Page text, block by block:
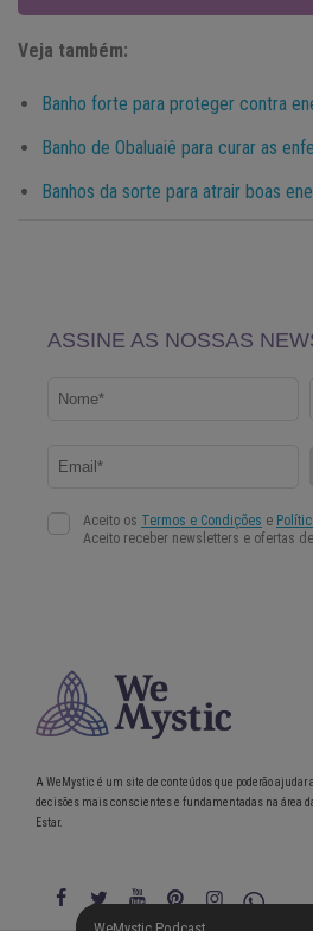
Veja também:
Banho forte para proteger contra
Banho de Obaluaiê para curar as
Banhos da sorte para atrair boas
WeMystic Podcast
A WeMystic é um site de conteúdos que poderão ajudar
decisões mais conscientes e fundamentadas na área
Estar.
WeMystic Podcast